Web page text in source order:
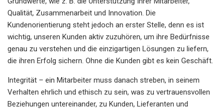
Qualität, Zusammenarbeit und Innovation. Die
Kundenorientierung steht jedoch an erster Stelle, denn es ist
wichtig, unseren Kunden aktiv zuzuhören, um ihre Bedürfnisse
genau zu verstehen und die einzigartigen Lösungen zu liefern,
die ihren Erfolg sichern. Ohne die Kunden gibt es kein Geschäft.
Integrität – ein Mitarbeiter muss danach streben, in seinem
Verhalten ehrlich und ethisch zu sein, was zu vertrauensvollen
Beziehungen untereinander, zu Kunden, Lieferanten und